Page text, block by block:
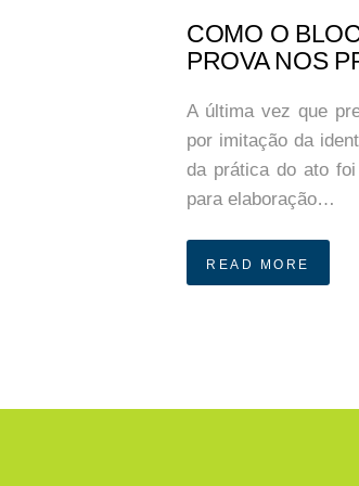
COMO O
PROVA NOS
A última vez que
por imitação da
da prática do ato
para elaboração…
READ MORE